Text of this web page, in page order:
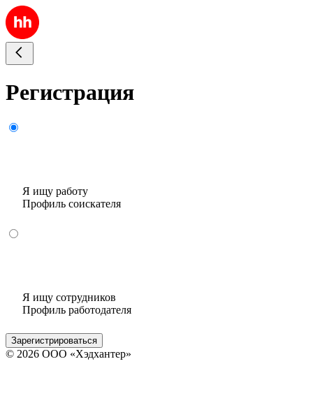
Регистрация
Я ищу работу
Профиль соискателя
Я ищу сотрудников
Профиль работодателя
Зарегистрироваться
© 2026 ООО «Хэдхантер»